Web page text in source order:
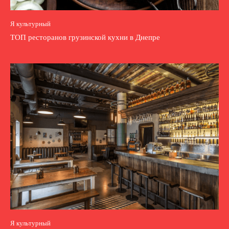
Я культурный
ТОП ресторанов грузинской кухни в Днепре
Я культурный